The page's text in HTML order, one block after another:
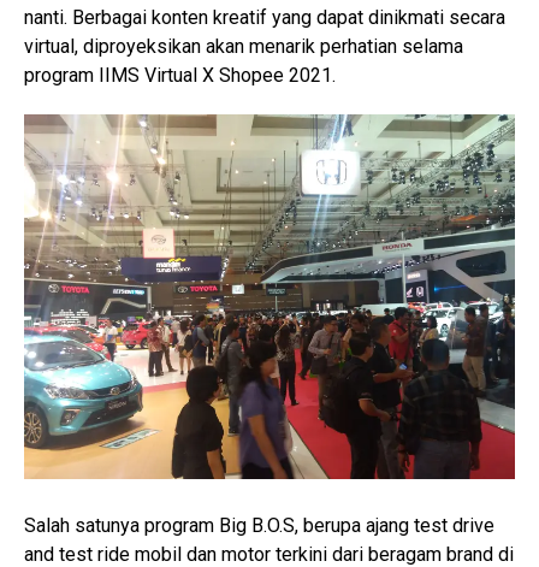
nanti. Berbagai konten kreatif yang dapat dinikmati secara
virtual, diproyeksikan akan menarik perhatian selama
program IIMS Virtual X Shopee 2021.
Salah satunya program Big B.O.S, berupa ajang test drive
and test ride mobil dan motor terkini dari beragam brand di